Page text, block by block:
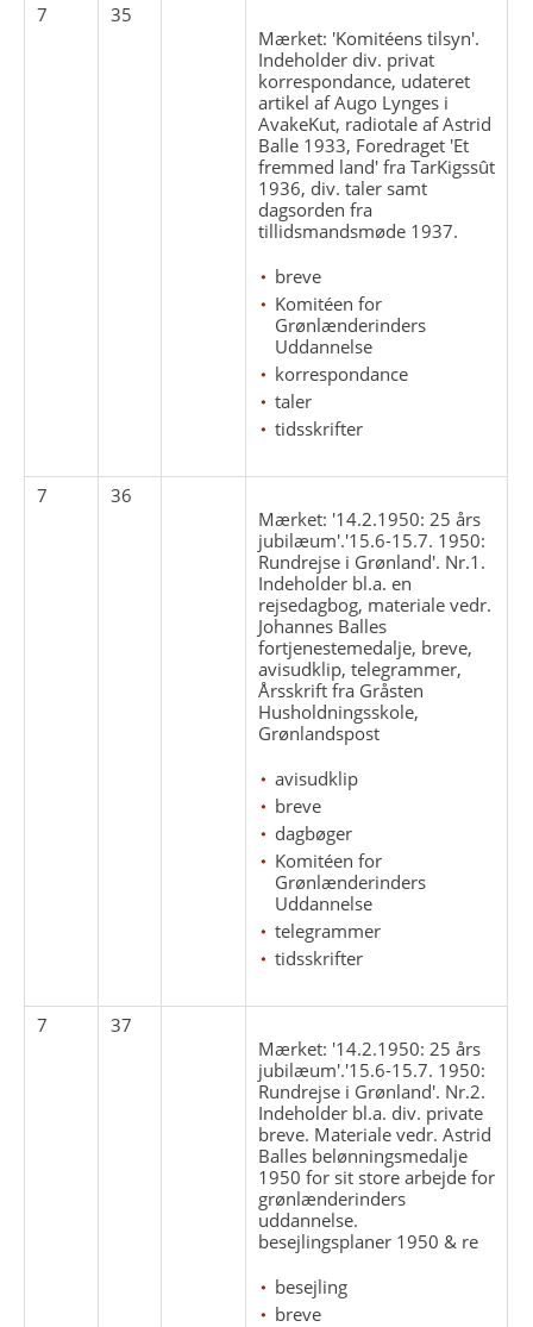
7
35
Mærket: 'Komitéens tilsyn'.
Indeholder div. privat
korrespondance, udateret
artikel af Augo Lynges i
AvakeKut, radiotale af Astrid
Balle 1933, Foredraget 'Et
fremmed land' fra TarKigssût
1936, div. taler samt
dagsorden fra
tillidsmandsmøde 1937.
breve
Komitéen for
Grønlænderinders
Uddannelse
korrespondance
taler
tidsskrifter
7
36
Mærket: '14.2.1950: 25 års
jubilæum'.'15.6-15.7. 1950:
Rundrejse i Grønland'. Nr.1.
Indeholder bl.a. en
rejsedagbog, materiale vedr.
Johannes Balles
fortjenestemedalje, breve,
avisudklip, telegrammer,
Årsskrift fra Gråsten
Husholdningsskole,
Grønlandspost
avisudklip
breve
dagbøger
Komitéen for
Grønlænderinders
Uddannelse
telegrammer
tidsskrifter
7
37
Mærket: '14.2.1950: 25 års
jubilæum'.'15.6-15.7. 1950:
Rundrejse i Grønland'. Nr.2.
Indeholder bl.a. div. private
breve. Materiale vedr. Astrid
Balles belønningsmedalje
1950 for sit store arbejde for
grønlænderinders
uddannelse.
besejlingsplaner 1950 & re
besejling
breve